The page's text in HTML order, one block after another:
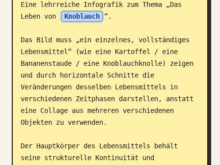
Eine lehrreiche Infografik zum Thema „Das
Leben von
Knoblauch “.
Das Bild muss „ein einzelnes, vollständiges
Lebensmittel“ (wie eine Kartoffel / eine
Bananenstaude / eine Knoblauchknolle) zeigen
und durch horizontale Schnitte die
Veränderungen desselben Lebensmittels in
verschiedenen Zeitphasen darstellen, anstatt
eine Collage aus mehreren verschiedenen
Objekten zu verwenden.
Der Hauptkörper des Lebensmittels behält
seine strukturelle Kontinuität und